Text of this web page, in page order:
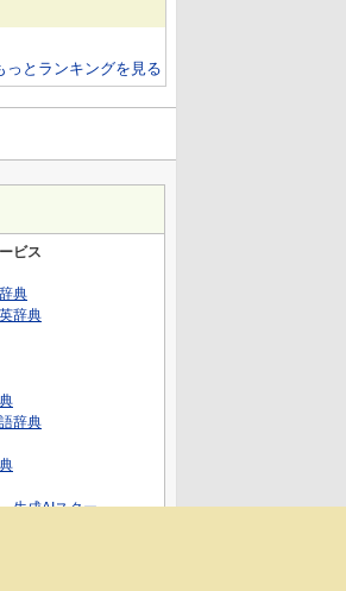
っとランキングを見る
ビス
典
辞典
辞典
生成AIスクー